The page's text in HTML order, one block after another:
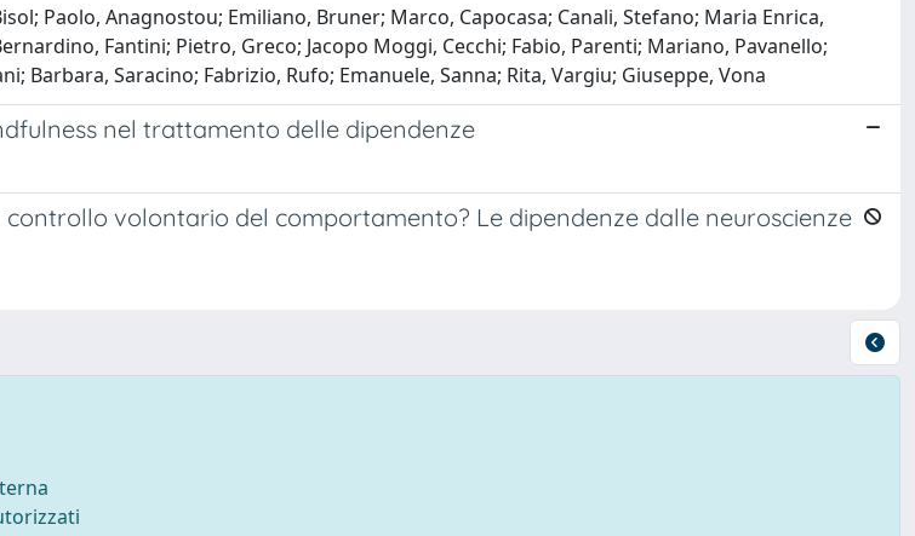
Paolo, Anagnostou; Emiliano, Bruner; Marco, Capocasa; Canali, Stefano; Maria Enrica,
Fantini; Pietro, Greco; Jacopo Moggi, Cecchi; Fabio, Parenti; Mariano, Pavanello;
Barbara, Saracino; Fabrizio, Rufo; Emanuele, Sanna; Rita, Vargiu; Giuseppe, Vona
nel trattamento delle dipendenze
volontario del comportamento? Le dipendenze dalle neuroscienze